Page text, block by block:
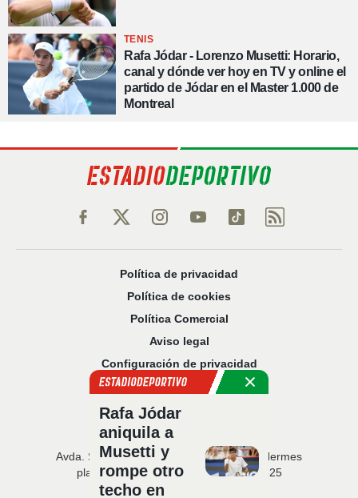
TENIS
Rafa Jódar - Lorenzo Musetti: Horario,
canal y dónde ver hoy en TV y online el
partido de Jódar en el Master 1.000 de
Montreal
Política de privacidad
Política de cookies
Política Comercial
Aviso legal
Configuración de privacidad
Sobre nosotros
Código Ético
Avda. San Francisco Javier, 22 · Edificio Hermes
planta 5 · 41018 Sevilla · T. 954 216 525
Rafa Jódar
aniquila a
Musetti y
rompe otro
techo en